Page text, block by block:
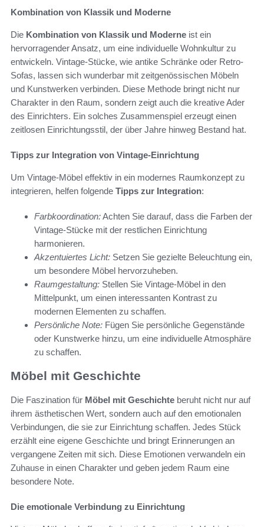
Kombination von Klassik und Moderne
Die Kombination von Klassik und Moderne ist ein
hervorragender Ansatz, um eine individuelle Wohnkultur zu
entwickeln. Vintage-Stücke, wie antike Schränke oder Retro-
Sofas, lassen sich wunderbar mit zeitgenössischen Möbeln
und Kunstwerken verbinden. Diese Methode bringt nicht nur
Charakter in den Raum, sondern zeigt auch die kreative Ader
des Einrichters. Ein solches Zusammenspiel erzeugt einen
zeitlosen Einrichtungsstil, der über Jahre hinweg Bestand hat.
Tipps zur Integration von Vintage-Einrichtung
Um Vintage-Möbel effektiv in ein modernes Raumkonzept zu
integrieren, helfen folgende Tipps zur Integration:
Farbkoordination:Achten Sie darauf, dass die Farben der
Vintage-Stücke mit der restlichen Einrichtung
harmonieren.
Akzentuiertes Licht: Setzen Sie gezielte Beleuchtung ein,
um besondere Möbel hervorzuheben.
Raumgestaltung: Stellen Sie Vintage-Möbel in den
Mittelpunkt, um einen interessanten Kontrast zu
modernen Elementen zu schaffen.
Persönliche Note: Fügen Sie persönliche Gegenstände
oder Kunstwerke hinzu, um eine individuelle Atmosphäre
zu schaffen.
Möbel mit Geschichte
Die Faszination für Möbel mit Geschichte beruht nicht nur auf
ihrem ästhetischen Wert, sondern auch auf den emotionalen
Verbindungen, die sie zur Einrichtung schaffen. Jedes Stück
erzählt eine eigene Geschichte und bringt Erinnerungen an
vergangene Zeiten mit sich. Diese Emotionen verwandeln ein
Zuhause in einen Charakter und geben jedem Raum eine
besondere Note.
Die emotionale Verbindung zu Einrichtung